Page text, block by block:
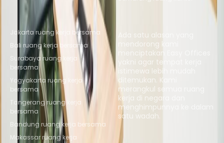
Lokasi Coworking Populer
Jakarta ruang kerja bersama
Bali ruang kerja bersama
Surabaya ruang kerja
bersama
Yogyakarta ruang kerja
bersama
Tangerang ruang kerja
bersama
Bandung ruang kerja bersama
Makassar ruang kerja
Ada satu alasan yang
mendorong kami
menciptakan Easy Offices
yakni agar tempat kerja
istimewa lebih mudah
ditemukan. Kami
merangkul semua ruang
kerja di negara dan
menghimpunnya ke dalam
satu wadah.
Telusuri ruang